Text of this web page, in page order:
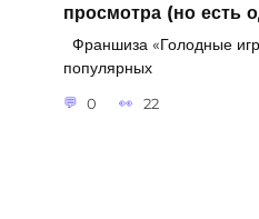
просмотра (но есть
Франшиза «Голодные
популярных
0 22